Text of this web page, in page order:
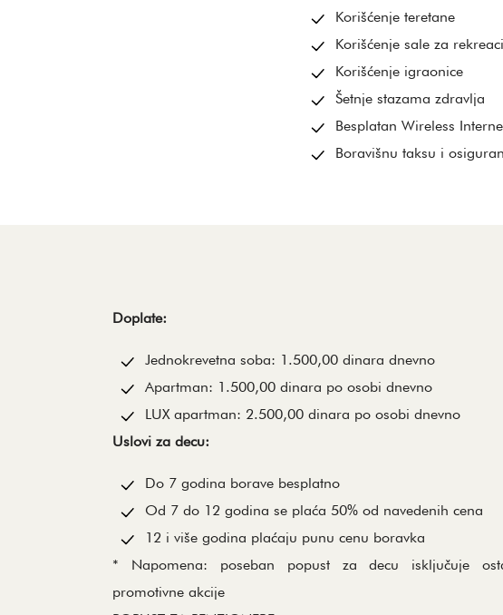
Korišćenje teretane
Korišćenje sale za
Korišćenje igraonice
Šetnje stazama zdravlja
Besplatan Wireless
Boravišnu taksu i
Doplate:
Jednokrevetna soba: 1.500,00 dinara dnevno
Apartman: 1.500,00 dinara po osobi dnevno
LUX apartman: 2.500,00 dinara po osobi dnevno
Uslovi za decu:
Do 7 godina borave besplatno
Od 7 do 12 godina se plaća 50% od navedenih cena
12 i više godina plaćaju punu cenu boravka
* Napomena: poseban popust za decu isključuje
promotivne akcije